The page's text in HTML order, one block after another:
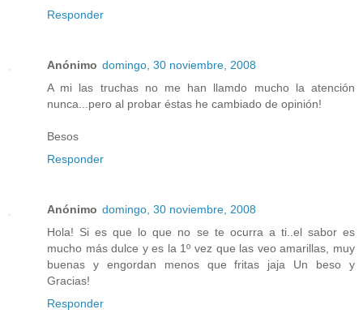
Responder
Anónimo domingo, 30 noviembre, 2008
A mi las truchas no me han llamdo mucho la atención
nunca...pero al probar éstas he cambiado de opinión!
Besos
Responder
Anónimo domingo, 30 noviembre, 2008
Hola! Si es que lo que no se te ocurra a ti..el sabor es
mucho más dulce y es la 1º vez que las veo amarillas, muy
buenas y engordan menos que fritas jaja Un beso y
Gracias!
Responder